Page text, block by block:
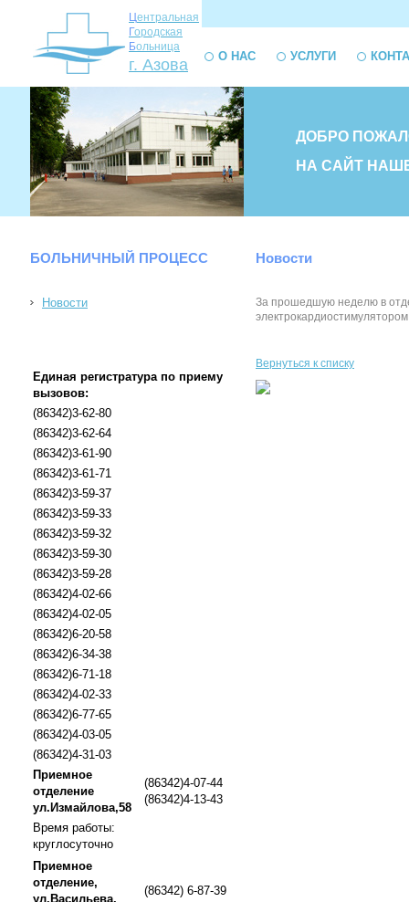
Центральная
Городская
Больница
г. Азова О НАС УСЛУГИ
ДОБРО
НА САЙТ
БОЛЬНИЧНЫЙ ПРОЦЕСС
Новости
Единая регистратура по приему
вызовов:
(86342)3-62-80
(86342)3-62-64
(86342)3-61-90
(86342)3-61-71
(86342)3-59-37
(86342)3-59-33
(86342)3-59-32
(86342)3-59-30
(86342)3-59-28
(86342)4-02-66
(86342)4-02-05
(86342)6-20-58
(86342)6-34-38
(86342)6-71-18
(86342)4-02-33
(86342)6-77-65
(86342)4-03-05
(86342)4-31-03
Приемное
отделение
ул.Измайлова,58
(86342)4-07-44
(86342)4-13-43
Время работы:
круглосуточно
Приемное
отделение,
ул.Васильева,
(86342) 6-87-39
Новости
За прошедшую неделю в
Вернуться к списку